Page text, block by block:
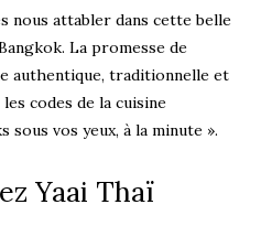
nous attabler dans cette belle
La promesse de
authentique, traditionnelle et
codes de la cuisine
sous vos yeux, à la minute ».
Yaai Thaï